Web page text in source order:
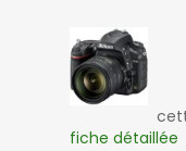
fiche détaillée